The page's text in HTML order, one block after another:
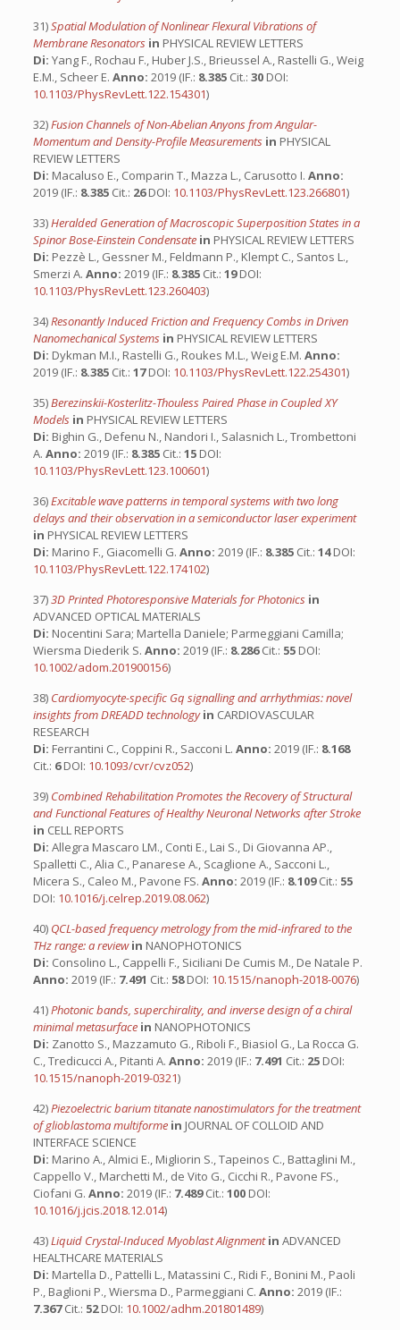
31)Spatial Modulation of Nonlinear Flexural Vibrations of
Membrane Resonators in PHYSICAL REVIEW LETTERS
Di: Yang F., Rochau F., Huber J.S., Brieussel A., Rastelli G., Weig
E.M., Scheer E. Anno: 2019 (IF.: 8.385 Cit.: 30 DOI:
10.1103/PhysRevLett.122.154301)
32)Fusion Channels of Non-Abelian Anyons from Angular-
Momentum and Density-Profile Measurements in PHYSICAL
REVIEW LETTERS
Di: Macaluso E., Comparin T., Mazza L., Carusotto I. Anno:
2019 (IF.: 8.385 Cit.: 26DOI: 10.1103/PhysRevLett.123.266801)
33)Heralded Generation of Macroscopic Superposition States in a
Spinor Bose-Einstein Condensate in PHYSICAL REVIEW LETTERS
Di: Pezzè L., Gessner M., Feldmann P., Klempt C., Santos L.,
Smerzi A. Anno: 2019 (IF.: 8.385 Cit.: 19DOI:
10.1103/PhysRevLett.123.260403)
34)Resonantly Induced Friction and Frequency Combs in Driven
Nanomechanical Systems in PHYSICAL REVIEW LETTERS
Di: Dykman M.I., Rastelli G., Roukes M.L., Weig E.M. Anno:
2019 (IF.: 8.385 Cit.: 17DOI: 10.1103/PhysRevLett.122.254301)
35)Berezinskii-Kosterlitz-Thouless Paired Phase in Coupled XY
Models in PHYSICAL REVIEW LETTERS
Di: Bighin G., Defenu N., Nandori I., Salasnich L., Trombettoni
A. Anno: 2019 (IF.: 8.385 Cit.: 15 DOI:
10.1103/PhysRevLett.123.100601)
36)Excitable wave patterns in temporal systems with two long
delays and their observation in a semiconductor laser experiment
in PHYSICAL REVIEW LETTERS
Di: Marino F., Giacomelli G. Anno: 2019 (IF.: 8.385 Cit.: 14DOI:
10.1103/PhysRevLett.122.174102)
37)3D Printed Photoresponsive Materials for Photonics in
ADVANCED OPTICAL MATERIALS
Di: Nocentini Sara; Martella Daniele; Parmeggiani Camilla;
Wiersma Diederik S. Anno: 2019 (IF.: 8.286Cit.: 55 DOI:
10.1002/adom.201900156)
38) Cardiomyocyte-specific Gq signalling and arrhythmias: novel
insights from DREADD technologyin CARDIOVASCULAR
RESEARCH
Di: Ferrantini C., Coppini R., Sacconi L. Anno: 2019 (IF.: 8.168
Cit.: 6DOI: 10.1093/cvr/cvz052)
39) Combined Rehabilitation Promotes the Recovery of Structural
and Functional Features of Healthy Neuronal Networks after Stroke
in CELL REPORTS
Di: Allegra Mascaro LM., Conti E., Lai S., Di Giovanna AP.,
Spalletti C., Alia C., Panarese A., Scaglione A., Sacconi L.,
Micera S., Caleo M., Pavone FS. Anno: 2019 (IF.: 8.109Cit.: 55
DOI: 10.1016/j.celrep.2019.08.062)
40) QCL-based frequency metrology from the mid-infrared to the
THz range: a reviewin NANOPHOTONICS
Di: Consolino L., Cappelli F., Siciliani De Cumis M., De Natale P.
Anno: 2019 (IF.: 7.491 Cit.: 58DOI: 10.1515/nanoph-2018-0076)
41)Photonic bands, superchirality, and inverse design of a chiral
minimal metasurface in NANOPHOTONICS
Di: Zanotto S., Mazzamuto G., Riboli F., Biasiol G., La Rocca G.
C., Tredicucci A., Pitanti A. Anno: 2019 (IF.: 7.491 Cit.: 25 DOI:
10.1515/nanoph-2019-0321)
42)Piezoelectric barium titanate nanostimulators for the treatment
of glioblastoma multiforme in JOURNAL OF COLLOID AND
INTERFACE SCIENCE
Di: Marino A., Almici E., Migliorin S., Tapeinos C., Battaglini M.,
Cappello V., Marchetti M., de Vito G., Cicchi R., Pavone FS.,
Ciofani G. Anno: 2019 (IF.: 7.489Cit.: 100 DOI:
10.1016/j.jcis.2018.12.014)
43)Liquid Crystal-Induced Myoblast Alignmentin ADVANCED
HEALTHCARE MATERIALS
Di: Martella D., Pattelli L., Matassini C., Ridi F., Bonini M., Paoli
P., Baglioni P., Wiersma D., Parmeggiani C. Anno: 2019 (IF.:
7.367Cit.: 52DOI: 10.1002/adhm.201801489)